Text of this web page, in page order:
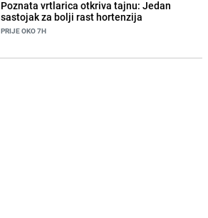
Poznata vrtlarica otkriva tajnu: Jedan
sastojak za bolji rast hortenzija
PRIJE OKO 7H